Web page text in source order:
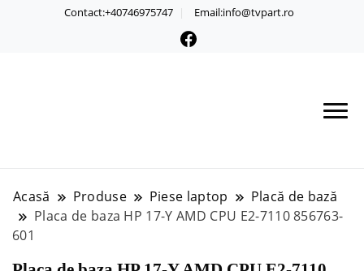
Contact:+40746975747 Email:info@tvpart.ro
Acasă Produse Piese laptop
Placă de bază
Placa de baza HP 17-Y AMD CPU E2-7110 856763-
601